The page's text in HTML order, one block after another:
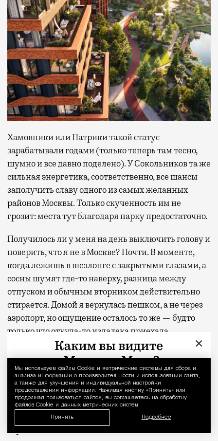
Уведомление
Мы используем файлы Сookie и метрические системы для сбора и
анализа информации о производительности и использовании сайта,
а также для улучшения и индивидуальной настройки
предоставления информации. Нажимая кнопку «Принять» или
продолжая пользоваться сайтом, вы соглашаетесь на обработку
файлов Cookie и данных метрических систем.
Принять Подробнее
Хамовники или Патрики такой статус
зарабатывали годами (только теперь там тесно,
шумно и все давно поделено). У Сокольников та же
сильная энергетика, соответственно, все шансы
заполучить славу одного из самых желанных
районов Москвы. Только скученность им не
грозит: места тут благодаря парку предостаточно.
Получилось ли у меня на день выключить голову и
поверить, что я не в Москве? Почти. В моменте,
когда лежишь в шезлонге с закрытыми глазами, а
сосны шумят где-то наверху, разница между
отпуском и обычным вторником действительно
стирается. Домой я вернулась пешком, а не через
аэропорт, но ощущение осталось то же — будто
только что откуда-то издалека приехала
отдохнувшей.
С проектной декларацией можно ознакомиться по
ссылке.
Фото:пресс-служба девелоперской компании
«Новая Эра» и пресс-служба АНО «Развитие
парков»
×